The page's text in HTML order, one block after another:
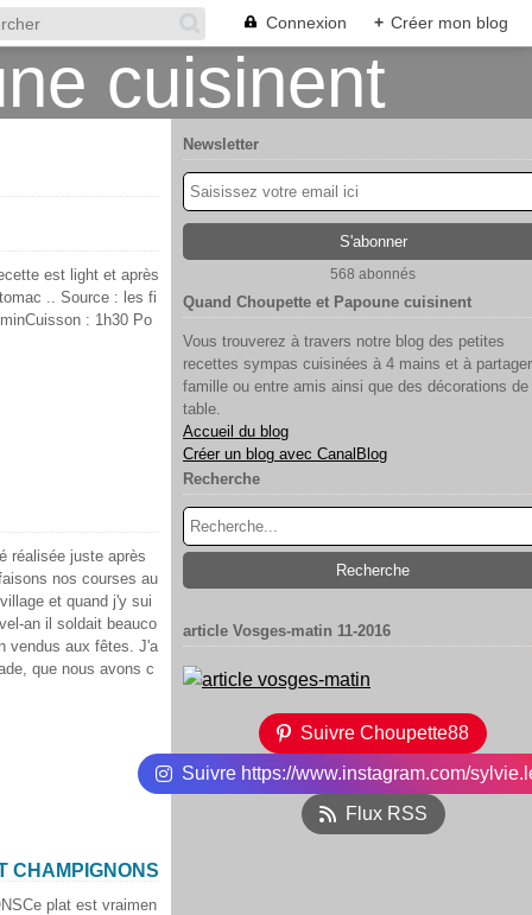
Connexion + Créer mon blog
est light et après
.. Source : les fi
: 1h30 Po
réalisée juste après
nos courses au
et quand j'y sui
an il soldait beauco
vendus aux fêtes. J'a
que nous avons c
CHAMPIGNONS
Ce plat est vraimen
Newsletter
568 abonnés
Quand Choupette et Papoune cuisinent
Vous trouverez à travers notre blog des petites
recettes sympas cuisinées à 4 mains et à
famille ou entre amis ainsi que des décorations de
table.
Accueil du blog
Créer un blog avec CanalBlog
Recherche
article Vosges-matin 11-2016
Suivre Choupette88
Suivre https://www.instagram.com/
Flux RSS